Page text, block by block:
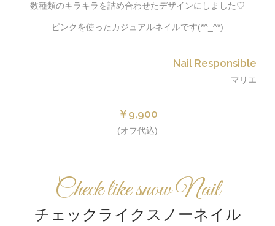
数種類のキラキラを詰め合わせたデザインにしました♡
ピンクを使ったカジュアルネイルです(*^_^*)
Nail Responsible
マリエ
￥9,900
(オフ代込)
Check like snow Nail
チェックライクスノーネイル